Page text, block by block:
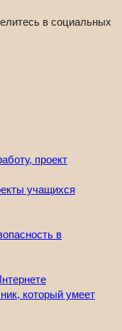
в социальных
проект
в
который умеет